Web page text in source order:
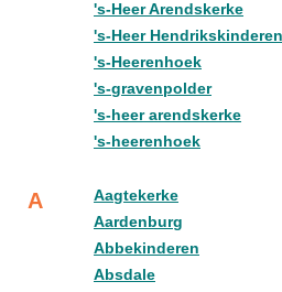
's-Heer Arendskerke
's-Heer Hendrikskinderen
's-Heerenhoek
's-gravenpolder
's-heer arendskerke
's-heerenhoek
A
Aagtekerke
Aardenburg
Abbekinderen
Absdale